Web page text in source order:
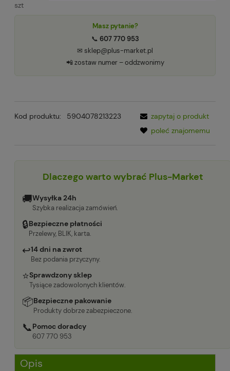
szt
Masz pytanie?
📞 607 770 953
✉ sklep@plus-market.pl
📲 zostaw numer – oddzwonimy
Kod produktu: 5904078213223
zapytaj o produkt
poleć znajomemu
Dlaczego warto wybrać Plus-Market
🚚Wysyłka 24h
Szybka realizacja zamówień.
🔒Bezpieczne płatności
Przelewy, BLIK, karta.
↩14 dni na zwrot
Bez podania przyczyny.
⭐Sprawdzony sklep
Tysiące zadowolonych klientów.
📦Bezpieczne pakowanie
Produkty dobrze zabezpieczone.
📞Pomoc doradcy
607 770 953
Opis